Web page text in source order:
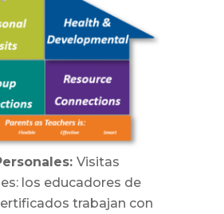
Visitas
los educadores de
trabajan con